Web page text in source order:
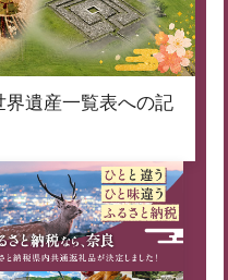
界遺産一覧表への記